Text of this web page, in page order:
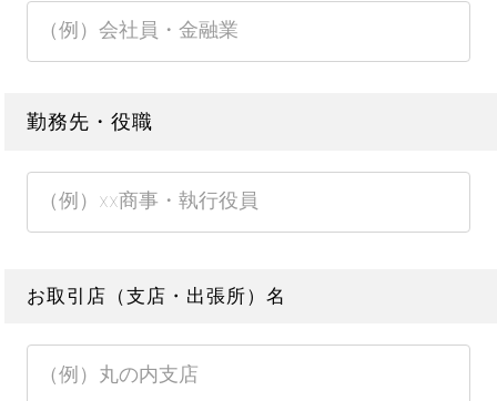
勤務先・役職
お取引店（支店・出張所）名